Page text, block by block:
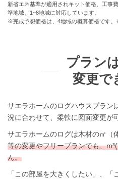
新省エネ基準が適用されキット価格、工事
準地域、1~8地域に対応しています。
※完成予想価格は、4地域の概算価格です。
プラン
変更で
サエラホームのログハウスプラン
況に合わせて、柔軟に図面変更が
サエラホームのログは木材の㎥（
等の変更やフリープランでも、
ん。
「この部屋を大きくしたい」、